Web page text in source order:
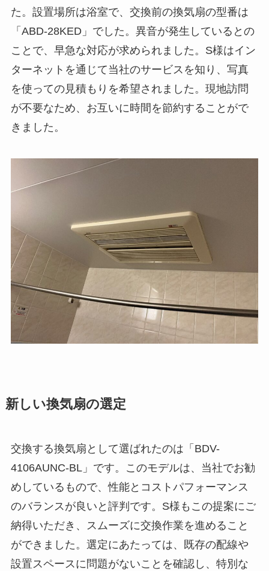
た。設置場所は浴室で、交換前の換気扇の型番は
「ABD-28KED」でした。異音が発生しているとの
ことで、早急な対応が求められました。S様はイン
ターネットを通じて当社のサービスを知り、写真
を使っての見積もりを希望されました。現地訪問
が不要なため、お互いに時間を節約することがで
きました。
新しい換気扇の選定
交換する換気扇として選ばれたのは「BDV-
4106AUNC-BL」です。このモデルは、当社でお勧
めしているもので、性能とコストパフォーマンス
のバランスが良いと評判です。S様もこの提案にご
納得いただき、スムーズに交換作業を進めること
ができました。選定にあたっては、既存の配線や
設置スペースに問題がないことを確認し、特別な